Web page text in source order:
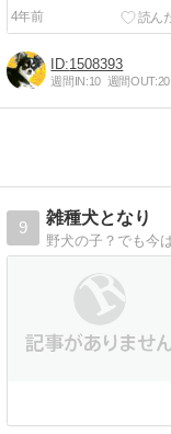
4年前
1508393
週間IN:10 週間OUT:20
9
雑種犬となり